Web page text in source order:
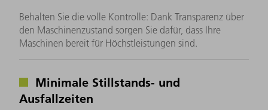
Behalten Sie die volle Kontrolle: Dank Transparenz über
den Maschinenzustand sorgen Sie dafür, dass Ihre
Maschinen bereit für Höchstleistungen sind.
Minimale Stillstands- und
Ausfallzeiten